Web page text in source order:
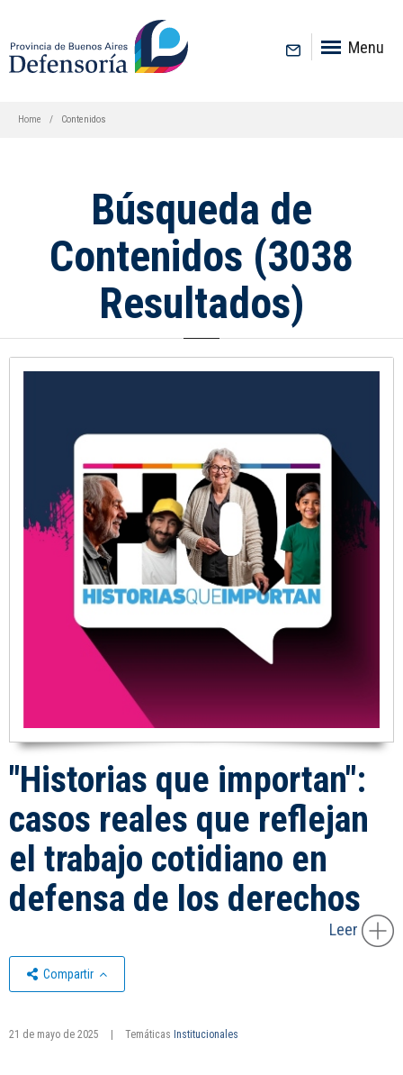
Menu
Home Contenidos
Búsqueda de
Contenidos (3038
Resultados)
"Historias que importan":
casos reales que reflejan
el trabajo cotidiano en
defensa de los derechos
Leer
Compartir
21 de mayo de 2025 Temáticas Institucionales